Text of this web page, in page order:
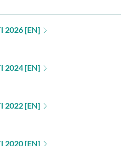
2026 [EN]
2024 [EN]
2022 [EN]
2020 [EN]